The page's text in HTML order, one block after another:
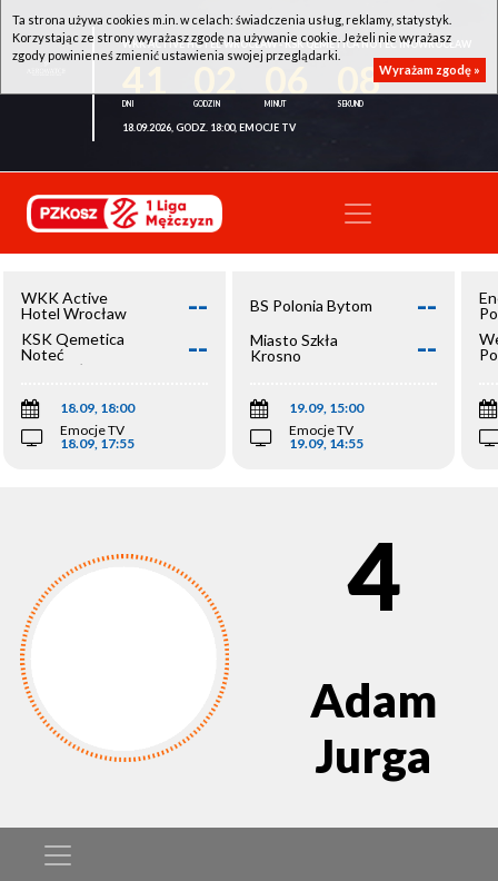
WKK ACTIVE HOTEL WROCŁAW - KSK QEMETICA NOTEĆ INOWROCŁAW
08
18.09.2026, GODZ. 18:00, EMOCJE TV
WKK Active
Hotel Wrocław
--
KSK Qemetica
Noteć
Inowrocław
--
18.09, 18:00
Emocje TV
18.09, 17:55
BS Polonia Bytom --
Miasto Szkła
Krosno
--
19.09, 15:00
Emocje TV
19.09, 14:55
4
Adam
Jurga
Ta strona używa cookies m.in. w celach: świadczenia usług, reklamy, statystyk.
Korzystając ze strony wyrażasz zgodę na używanie cookie. Jeżeli nie wyrażasz
zgody powinieneś zmienić ustawienia swojej przeglądarki.
Wyrażam zgodę »